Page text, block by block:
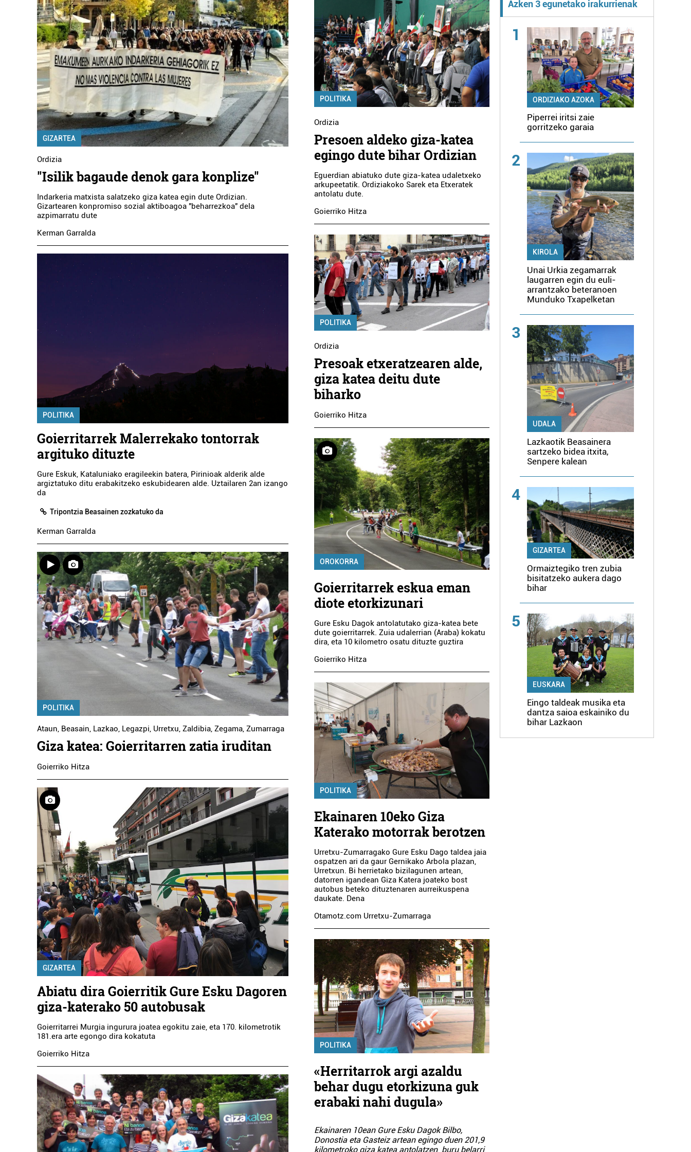
GIZARTEA
Ordizia
"Isilik bagaude denok gara konplize"
Indarkeria matxista salatzeko giza katea egin dute Ordizian.
Gizartearen konpromiso sozial aktiboagoa "beharrezkoa" dela
azpimarratu dute
Kerman Garralda
POLITIKA
Goierritarrek Malerrekako tontorrak
argituko dituzte
Gure Eskuk, Kataluniako eragileekin batera, Pirinioak alderik alde
argiztatuko ditu erabakitzeko eskubidearen alde. Uztailaren 2an izango
da
Tripontzia Beasainen zozkatuko da
Kerman Garralda
POLITIKA
Ataun, Beasain, Lazkao, Legazpi, Urretxu, Zaldibia, Zegama, Zumarraga
Giza katea: Goierritarren zatia iruditan
Goierriko Hitza
GIZARTEA
Abiatu dira Goierritik Gure Esku Dagoren
giza-katerako 50 autobusak
Goierritarrei Murgia ingurura joatea egokitu zaie, eta 170. kilometrotik
181.era arte egongo dira kokatuta
Goierriko Hitza
POLITIKA
Ordizia
Presoen aldeko giza-katea
egingo dute bihar Ordizian
Eguerdian abiatuko dute giza-katea udaletxeko
arkupeetatik. Ordiziakoko Sarek eta Etxeratek
antolatu dute.
Goierriko Hitza
POLITIKA
Ordizia
Presoak etxeratzearen alde,
giza katea deitu dute
biharko
Goierriko Hitza
OROKORRA
Goierritarrek eskua eman
diote etorkizunari
Gure Esku Dagok antolatutako giza-katea bete
dute goierritarrek. Zuia udalerrian (Araba) kokatu
dira, eta 10 kilometro osatu dituzte guztira
Goierriko Hitza
POLITIKA
Ekainaren 10eko Giza
Katerako motorrak berotzen
Urretxu-Zumarragako Gure Esku Dago taldea jaia
ospatzen ari da gaur Gernikako Arbola plazan,
Urretxun. Bi herrietako bizilagunen artean,
datorren igandean Giza Katera joateko bost
autobus beteko dituztenaren aurreikuspena
daukate. Dena
Otamotz.com Urretxu-Zumarraga
POLITIKA
«Herritarrok argi azaldu
behar dugu etorkizuna guk
erabaki nahi dugula»
Ekainaren 10ean Gure Esku Dagok Bilbo,
Donostia eta Gasteiz artean egingo duen 201,9
kilometroko giza katea antolatzen buru belarri
Azken 3 egunetako irakurrienak
1
ORDIZIAKO AZOKA
Piperrei iritsi zaie
gorritzeko garaia
2
KIROLA
Unai Urkia zegamarrak
laugarren egin du euli-
arrantzako beteranoen
Munduko Txapelketan
3
UDALA
Lazkaotik Beasainera
sartzeko bidea itxita,
Senpere kalean
4
GIZARTEA
Ormaiztegiko tren zubia
bisitatzeko aukera dago
bihar
5
EUSKARA
Eingo taldeak musika eta
dantza saioa eskainiko du
bihar Lazkaon